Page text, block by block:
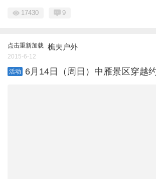
17430 9
点击重新加载 樵夫户外
2015-6-12
活动 6月14日（周日）中雁景区穿越